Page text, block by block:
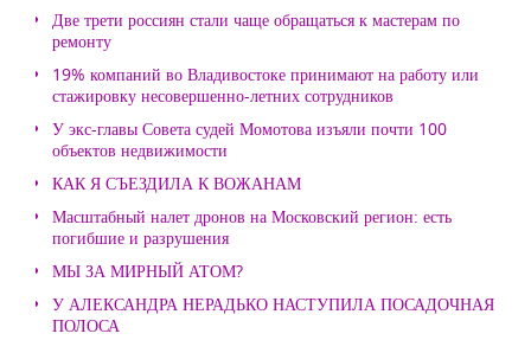
Две трети россиян стали чаще обращаться к мастерам по
ремонту
19% компаний во Владивостоке принимают на работу или
стажировку несовершенно-летних сотрудников
У экс-главы Совета судей Момотова изъяли почти 100
объектов недвижимости
КАК Я СЪЕЗДИЛА К ВОЖАНАМ
Масштабный налет дронов на Московский регион: есть
погибшие и разрушения
МЫ ЗА МИРНЫЙ АТОМ?
У АЛЕКСАНДРА НЕРАДЬКО НАСТУПИЛА ПОСАДОЧНАЯ
ПОЛОСА